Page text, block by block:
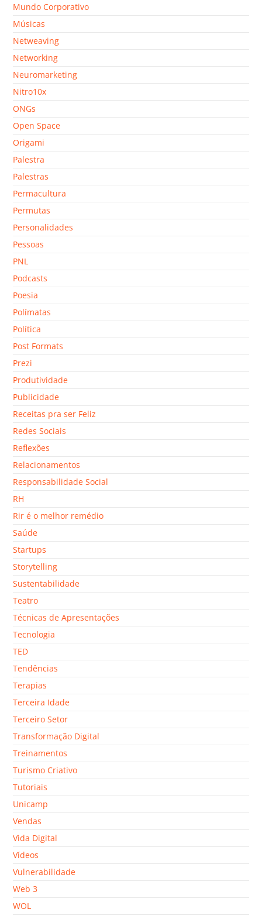
Mundo Corporativo
Músicas
Netweaving
Networking
Neuromarketing
Nitro10x
ONGs
Open Space
Origami
Palestra
Palestras
Permacultura
Permutas
Personalidades
Pessoas
PNL
Podcasts
Poesia
Polímatas
Política
Post Formats
Prezi
Produtividade
Publicidade
Receitas pra ser Feliz
Redes Sociais
Reflexões
Relacionamentos
Responsabilidade Social
RH
Rir é o melhor remédio
Saúde
Startups
Storytelling
Sustentabilidade
Teatro
Técnicas de Apresentações
Tecnologia
TED
Tendências
Terapias
Terceira Idade
Terceiro Setor
Transformação Digital
Treinamentos
Turismo Criativo
Tutoriais
Unicamp
Vendas
Vida Digital
Vídeos
Vulnerabilidade
Web 3
WOL